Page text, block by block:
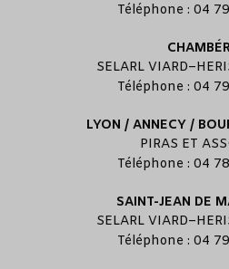
Téléphone : 04
SELARL VIARD–
Téléphone : 04
LYON / ANNECY /
PIRAS ET
Téléphone : 04
SAINT-JEAN DE
SELARL VIARD–
Téléphone : 04